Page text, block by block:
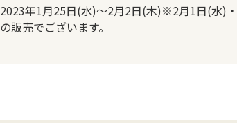
2023年1月25日(水)～2月2日(木)※2月1日(水)
の販売でございます。